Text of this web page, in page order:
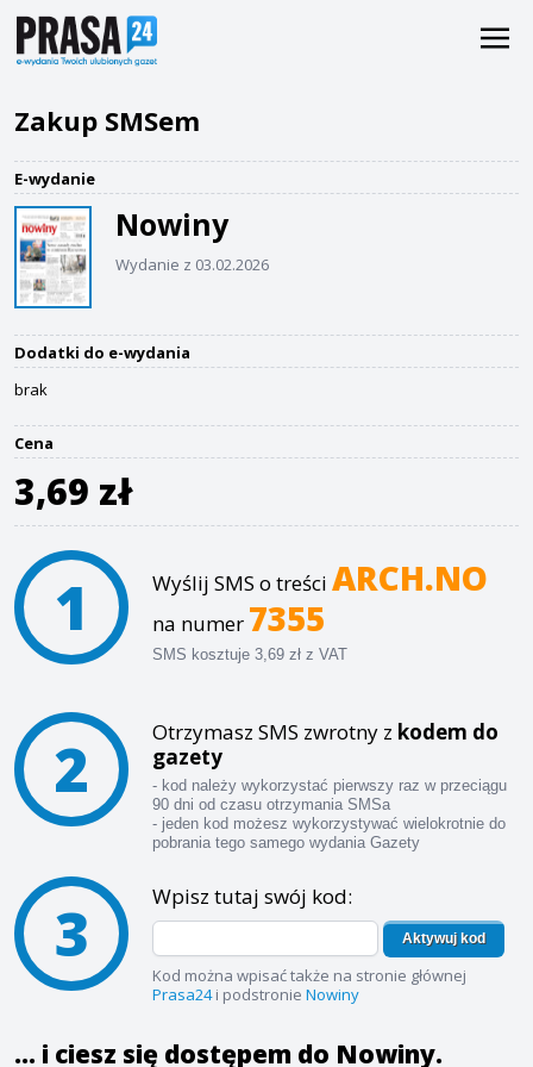
Zakup SMSem
E-wydanie
Nowiny
Wydanie z 03.02.2026
Dodatki do e-wydania
brak
Cena
3,69 zł
1 Wyślij SMS o treści ARCH.NO
na numer 7355
SMS kosztuje 3,69 zł z VAT
2 Otrzymasz SMS zwrotny z kodem do
gazety
- kod należy wykorzystać pierwszy raz w przeciągu
90 dni od czasu otrzymania SMSa
- jeden kod możesz wykorzystywać wielokrotnie do
pobrania tego samego wydania Gazety
3 Wpisz tutaj swój kod:
Aktywuj kod
Kod można wpisać także na stronie głównej
Prasa24i podstronie Nowiny
... i ciesz się dostępem do Nowiny.